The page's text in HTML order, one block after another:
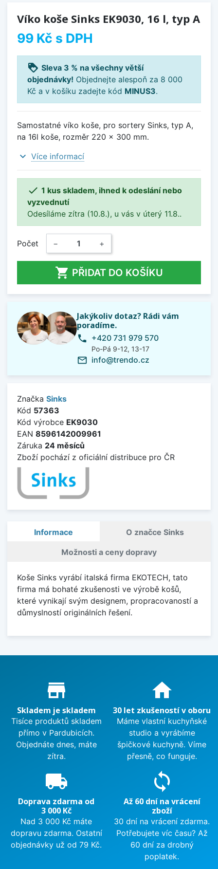
Víko koše Sinks EK9030, 16 l, typ A
99 Kč s DPH
loyalty Sleva 3 % na všechny větší
objednávky! Objednejte alespoň za 8 000
Kč a v košíku zadejte kód MINUS3.
Samostatné víko koše, pro sortery Sinks, typ A,
na 16l koše, rozměr 220 x 300 mm.
expand_more Více informací
 1 kus skladem, ihned k odeslání nebo
vyzvednutí
Odesíláme zítra (10.8.), u vás v úterý 11.8..
Počet − +
 PŘIDAT DO KOŠÍKU
Jakýkoliv dotaz? Rádi vám
poradíme.
phone +420 731 979 570
Po-Pá 9-12, 13-17
mail_outline info@trendo.cz
Značka Sinks
Kód 57363
Kód výrobce EK9030
EAN 8596142009961
Záruka 24 měsíců
Zboží pochází z oficiální distribuce pro ČR
Informace O značce Sinks
Možnosti a ceny dopravy
Koše Sinks vyrábí italská firma EKOTECH, tato
firma má bohaté zkušenosti ve výrobě košů,
které vynikají svým designem, propracovaností a
důmyslností originálních řešení.
Proč nakupovat u nás?
store_mall_directory
Skladem je skladem
Tisíce produktů skladem
přímo v Pardubicích.
Objednáte dnes, máte
zítra.
home
30 let zkušeností v oboru
Máme vlastní kuchyňské
studio a vyrábíme
špičkové kuchyně. Víme
přesně, co funguje.
local_shipping
Doprava zdarma od
3 000 Kč
Nad 3 000 Kč máte
dopravu zdarma. Ostatní
objednávky už od 79 Kč.
sync
Až 60 dní na vrácení
zboží
30 dní na vrácení zdarma.
Potřebujete víc času? Až
60 dní za drobný
poplatek.